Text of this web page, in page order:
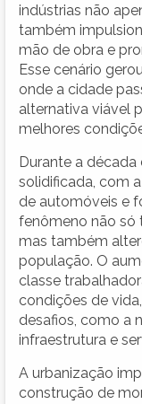
indústrias não
também
mão de obra e
Esse cenário
onde a cidade
alternativa viável
melhores
Durante a década
solidificada, com
de automóveis e
fenômeno não só
mas também
população. O
classe
condições de
desafios, como a
infraestrutura e
A urbanização
construção de